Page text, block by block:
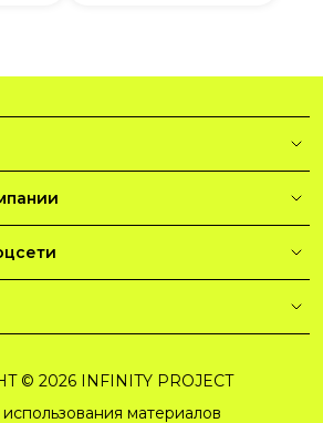
© 2026 INFINITY PROJECT
материалов